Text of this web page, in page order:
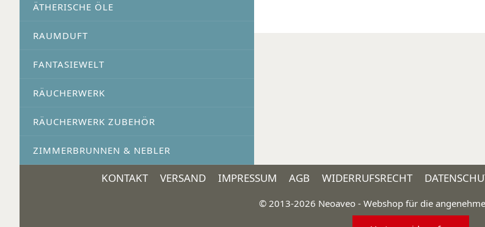
ÄTHERISCHE ÖLE
RAUMDUFT
FANTASIEWELT
RÄUCHERWERK
RÄUCHERWERK ZUBEHÖR
ZIMMERBRUNNEN & NEBLER
KONTAKT VERSAND IMPRESSUM AGB WIDERRUFSRECHT
© 2013-2026 Neoaveo - Webshop für die